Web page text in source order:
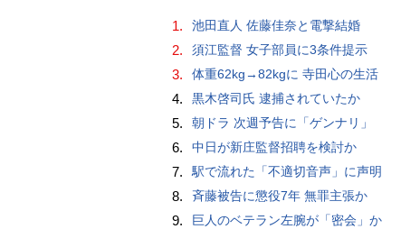
1. 池田直人 佐藤佳奈と電撃結婚
2. 須江監督 女子部員に3条件提示
3. 体重62kg→82kgに 寺田心の生活
4. 黒木啓司氏 逮捕されていたか
5. 朝ドラ 次週予告に「ゲンナリ」
6. 中日が新庄監督招聘を検討か
7. 駅で流れた「不適切音声」に声明
8. 斉藤被告に懲役7年 無罪主張か
9. 巨人のベテラン左腕が「密会」か